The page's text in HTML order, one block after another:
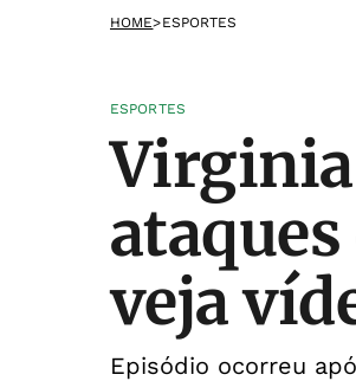
HOME>ESPORTES
ESPORTES
Virginia
veja
Episódio ocorreu